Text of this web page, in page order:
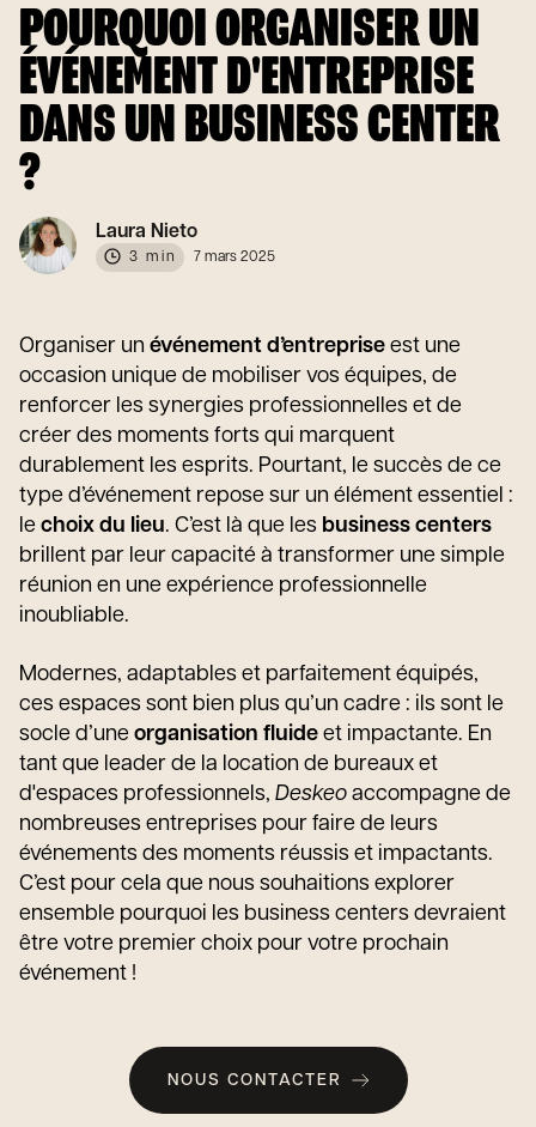
POURQUOI ORGANISER UN
ÉVÉNEMENT D'ENTREPRISE
DANS UN BUSINESS CENTER
?
Laura Nieto
3 min 7 mars 2025
Organiser un événement d’entreprise est une
occasion unique de mobiliser vos équipes, de
renforcer les synergies professionnelles et de
créer des moments forts qui marquent
durablement les esprits. Pourtant, le succès de ce
type d’événement repose sur un élément essentiel :
le choix du lieu. C’est là que les business centers
brillent par leur capacité à transformer une simple
réunion en une expérience professionnelle
inoubliable.
Modernes, adaptables et parfaitement équipés,
ces espaces sont bien plus qu’un cadre : ils sont le
socle d’une organisation fluide et impactante. En
tant que leader de la location de bureaux et
d'espaces professionnels, Deskeo accompagne de
nombreuses entreprises pour faire de leurs
événements des moments réussis et impactants.
C’est pour cela que nous souhaitions explorer
ensemble pourquoi les business centers devraient
être votre premier choix pour votre prochain
événement !
NOUS CONTACTER